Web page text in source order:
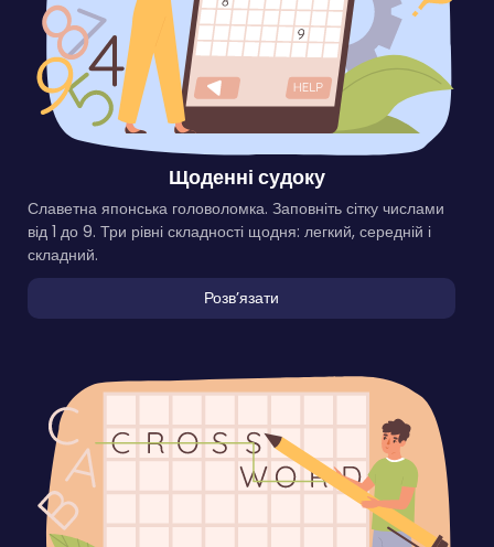
Щоденні судоку
Славетна японська головоломка. Заповніть сітку числами
від 1 до 9. Три рівні складності щодня: легкий, середній і
складний.
Розвʼязати